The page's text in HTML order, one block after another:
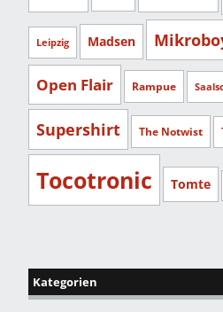
Leipzig Madsen
Open Flair Rampue
Supershirt The Notwist
Tocotronic Tomte
Kategorien